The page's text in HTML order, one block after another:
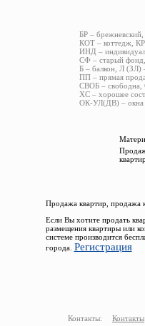
БР –
КОТ – коттедж,
ИНД –
СФ – старый
Б – балкон, Л (ЗЛ)
ПП – прямая
СВОБ – свободна,
ХС – хорошее
ОК-УЛ(ДВ) – окна
Продажа квартир, продажа
Если Вы хотите продать
размещения квартиры или
системе производится
города. Регистрация
Контакты: Контакты